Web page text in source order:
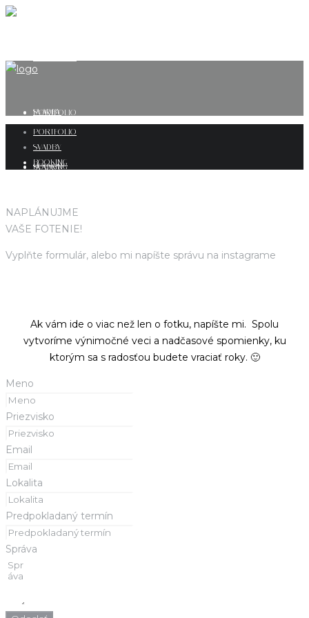
SVADBY
BOOKING
PORTFOLIO
SVADBY
PORTFOLIO
SVADBY
BOOKING
NAPLÁNUJME
VAŠE FOTENIE!
Vyplňte formulár, alebo mi napíšte správu na instagrame
Ak vám ide o viac než len o fotku, napíšte mi. Spolu
vytvoríme výnimočné veci a nadčasové spomienky, ku
ktorým sa s radosťou budete vraciať roky. 🙂
Meno
Priezvisko
Email
Lokalita
Predpokladaný termín
Správa